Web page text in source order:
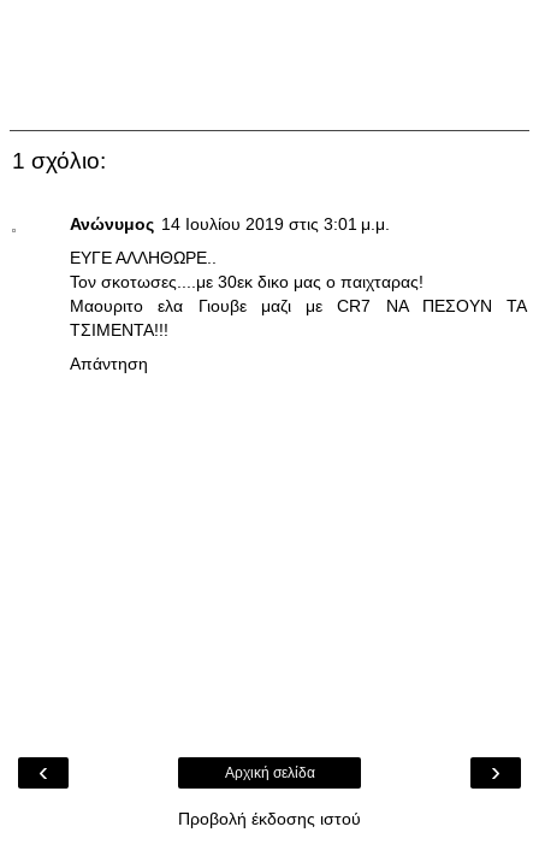
1 σχόλιο:
Ανώνυμος 14 Ιουλίου 2019 στις 3:01 μ.μ.
ΕΥΓΕ ΑΛΛΗΘΩΡΕ..
Τον σκοτωσες....με 30εκ δικο μας ο παιχταρας!
Μαουριτο ελα Γιουβε μαζι με CR7 ΝΑ ΠΕΣΟΥΝ ΤΑ
ΤΣΙΜΕΝΤΑ!!!
Απάντηση
‹ ›
Αρχική σελίδα
Προβολή έκδοσης ιστού